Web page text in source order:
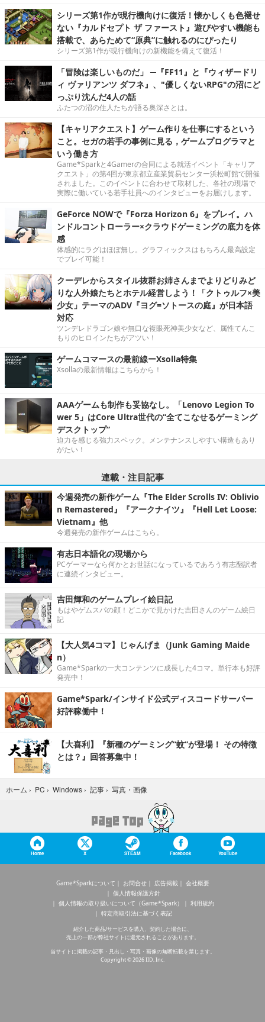
シリーズ第1作が現行機向けに復活！懐かしくも色褪せ
ない『カルドセプト ザ ファースト』遊びやすい機能も
搭載で、あらためて“原典”に触れるのにぴったり
シリーズ第1作が現行機向けの新機能を備えて復活！
「冒険は楽しいものだ」 ─『FF11』と『ウィザードリ
ィ ヴァリアンツ ダフネ』、"優しくないRPG"の沼にど
っぷり沈んだ4人の話
ふたつの沼の住人たちが語る奥深さとは。
【キャリアクエスト】ゲーム作りを仕事にするという
こと。セガの若手の事例に見る，ゲームプログラマと
いう働き方
Game*Sparkと4Gamerの合同による就活イベント「キャリア
クエスト」の第4回が東京都立産業貿易センター浜松町館で開催
されました。このイベントに合わせて取材した、各社の現場で
実際に働いている若手社員へのインタビューをお届けします。
GeForce NOWで『Forza Horizon 6』をプレイ。ハ
ンドルコントローラー×クラウドゲーミングの底力を体
感
体感的にラグはほぼ無し。グラフィックスはもちろん最高設定
でプレイ可能！
クーデレからスタイル抜群お姉さんまでよりどりみど
りな人外娘たちとホテル経営しよう！「クトゥルフ×美
少女」テーマのADV『ヨグ=ソトースの庭』が日本語
対応
ツンデレドラゴン娘や無口な複眼死神美少女など、属性てんこ
もりのヒロインたちがアツい！
ゲームコマースの最前線ーXsolla特集
Xsollaの最新情報はこちらから！
AAAゲームも制作も妥協なし。「Lenovo Legion To
wer 5」はCore Ultra世代の“全てこなせるゲーミング
デスクトップ”
迫力を感じる強力スペック。メンテナンスしやすい構造もあり
がたい！
連載・注目記事
今週発売の新作ゲーム『The Elder Scrolls IV: Oblivio
n Remastered』『アークナイツ』『Hell Let Loose:
Vietnam』他
今週発売の新作ゲームはこちら。
有志日本語化の現場から
PCゲーマーなら何かとお世話になっているであろう有志翻訳者
に連続インタビュー。
吉田輝和のゲームプレイ絵日記
もはやゲムスパの顔！どこかで見かけた吉田さんのゲーム絵日
記
【大人気4コマ】じゃんげま（Junk Gaming Maide
n）
Game*Sparkの一大コンテンツに成長した4コマ。単行本も好評
発売中！
Game*Spark/インサイド公式ディスコードサーバー
好評稼働中！
【大喜利】『新種のゲーミング“蚊”が登場！ その特徴
とは？』回答募集中！
ホーム › PC › Windows › 記事 › 写真・画像
Home X STEAM Facebook YouTube
Game*Sparkについて お問合せ 広告掲載
会社概要
個人情報保護方針
個人情報の取り扱いについて（Game*Spark）
利用規約
特定商取引法に基づく表記
紹介した商品/サービスを購入、契約した場合に、
売上の一部が弊社サイトに還元されることがあります。
当サイトに掲載の記事・見出し・写真・画像の無断転載を禁じます。
Copyright © 2026 IID, Inc.